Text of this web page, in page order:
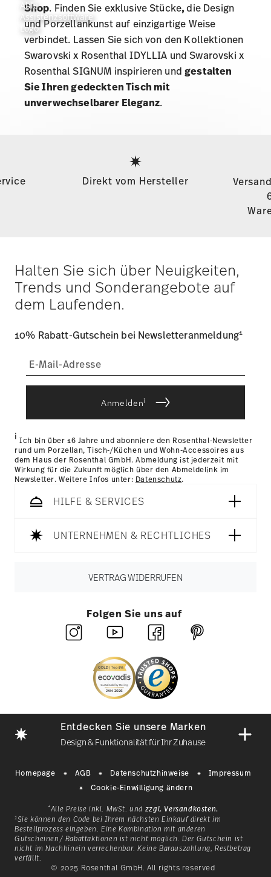
Shop. Finden Sie exklusive Stücke,die Design
und Porzellankunst auf einzigartige Weise
verbindet. Lassen Sie sich von den Kollektionen
Swarovski x Rosenthal IDYLLIA undSwarovski x
Rosenthal SIGNUM inspirieren undgestalten
Sie Ihren gedeckten Tisch mit
unverwechselbarer Eleganz.
Direkt vom Hersteller
Halten Sie sich über Neuigkeiten,
Trends und Sonderangebote auf
dem Laufenden.
10% Rabatt-Gutschein bei Newsletteranmeldung1
Anmeldeni
i Ich bin über 16 Jahre und abonniere den Rosenthal-Newsletter
rund um Porzellan, Tisch-/Küchen und Wohn-Accessoires aus
dem Haus der Rosenthal GmbH. Abmeldung ist jederzeit mit
Wirkung für die Zukunft möglich über den Abmeldelink im
Newsletter. Weitere Infos unter: Datenschutz.
HILFE & SERVICES
UNTERNEHMEN & RECHTLICHES
VERTRAG WIDERRUFEN
Folgen Sie uns auf
Entdecken Sie unsere Marken
Design & Funktionalität für Ihr Zuhause
Mit einer Geschichte, die 1814
Homepage AGB Datenschutzhinweise
Impressum
Cookie-Einwilligung ändern
*Alle Preise inkl. MwSt. und zzgl. Versandkosten.
1Sie können den Code bei Ihrem nächsten Einkauf direkt im
Bestellprozess eingeben. Eine Kombination mit anderen
Gutscheinen/ Rabattaktionen ist nicht möglich. Der Gutschein ist
nicht im Nachhinein verrechenbar. Keine Barauszahlung, Restbetrag
verfällt.
© 2025 Rosenthal GmbH. All rights reserved